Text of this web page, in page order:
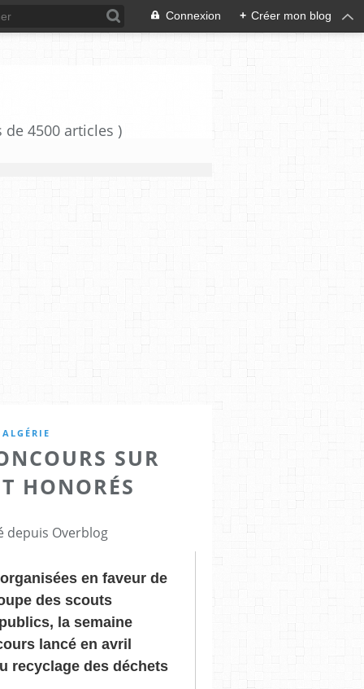
Connexion + Créer mon blog
de 4500 articles )
SUR
HONORÉS
depuis Overblog
en faveur de
des scouts
la semaine
lancé en avril
recyclage des déchets